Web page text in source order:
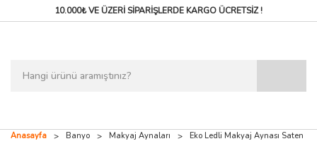
10.000₺ VE ÜZERİ SİPARİŞLERDEKARGO ÜCRETSİZ !
Anasayfa Banyo Makyaj Aynaları Eko Ledli Makyaj Aynası Saten